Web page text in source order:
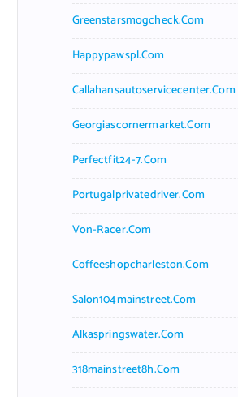
Greenstarsmogcheck.com
Happypawspl.com
Callahansautoservicecenter.com
Georgiascornermarket.com
Perfectfit24-7.com
Portugalprivatedriver.com
Von-Racer.com
Coffeeshopcharleston.com
Salon104mainstreet.com
Alkaspringswater.com
318mainstreet8h.com